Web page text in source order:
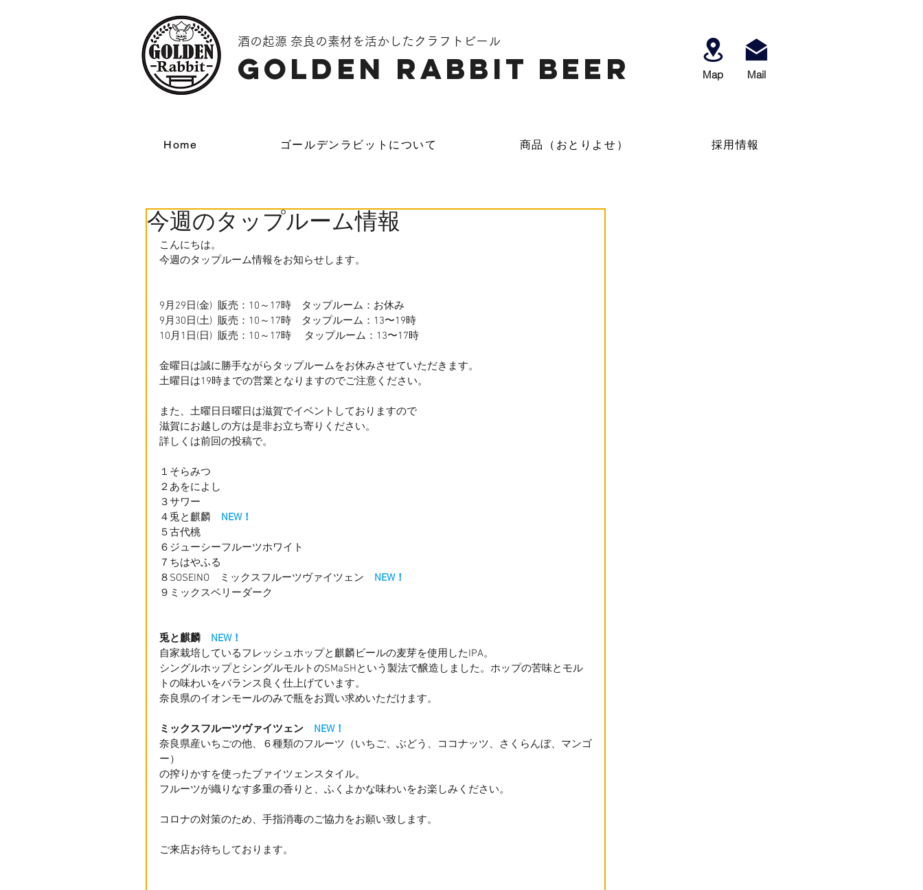
酒の起源 奈良の素材を活かしたクラフトビール
GOLDEN Rabbit Beer Map ​Mail
Home ゴールデンラビットについて 商品（おとりよせ） 採用情報
今週のタップルーム情報
こんにちは。
今週のタップルーム情報をお知らせします。
9月29日(金)  販売：10～17時　タップルーム：お休み
9月30日(土)  販売：10～17時　タップルーム：13〜19時
10月1日(日)  販売：10～17時　 タップルーム：13〜17時
金曜日は誠に勝手ながらタップルームをお休みさせていただきます。
土曜日は19時までの営業となりますのでご注意ください。
また、土曜日日曜日は滋賀でイベントしておりますので
滋賀にお越しの方は是非お立ち寄りください。
詳しくは前回の投稿で。
１そらみつ
２あをによし
３サワー
４兎と麒麟 NEW！
５古代桃
６ジューシーフルーツホワイト
７ちはやふる
８SOSEINO　ミックスフルーツヴァイツェン NEW！
９ミックスベリーダーク
兎と麒麟 NEW！
自家栽培しているフレッシュホップと麒麟ビールの麦芽を使用したIPA。
シングルホップとシングルモルトのSMaSHという製法で醸造しました。ホップの苦味とモル
トの味わいをバランス良く仕上げています。
奈良県のイオンモールのみで瓶をお買い求めいただけます。
ミックスフルーツヴァイツェン NEW！
奈良県産いちごの他、６種類のフルーツ（いちご、ぶどう、ココナッツ、さくらんぼ、マンゴ
ー）
の搾りかすを使ったブァイツェンスタイル。
フルーツが織りなす多重の香りと、ふくよかな味わいをお楽しみください。
コロナの対策のため、手指消毒のご協力をお願い致します。
ご来店お待ちしております。